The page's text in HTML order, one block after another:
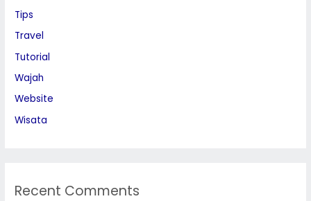
Tips
Travel
Tutorial
Wajah
Website
Wisata
Recent Comments